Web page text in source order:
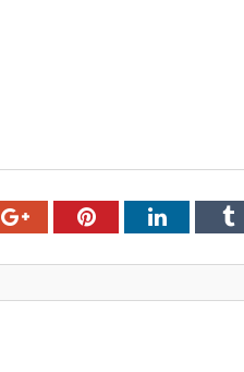
Google+PinterestLinkedIn